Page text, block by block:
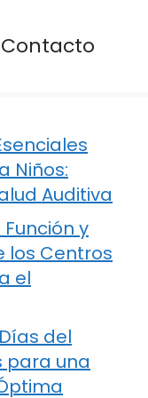
Contacto
Niños:
Auditiva
y
los Centros
el
del
para una